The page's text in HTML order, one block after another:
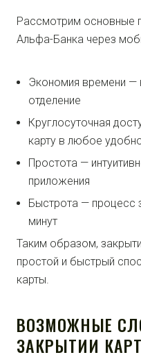
Рассмотрим основные
Альфа-Банка через
Экономия времени —
отделение
Круглосуточная
карту в любое
Простота —
приложения
Быстрота — процесс
минут
Таким образом,
простой и быстрый
карты.
ВОЗМОЖНЫЕ
ЗАКРЫТИИ КАРТ